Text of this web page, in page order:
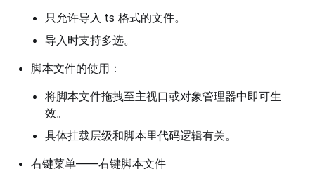
只允许导入 ts 格式的文件。
导入时支持多选。
脚本文件的使用：
将脚本文件拖拽至主视口或对象管理器中即可生
效。
具体挂载层级和脚本里代码逻辑有关。
右键菜单——右键脚本文件